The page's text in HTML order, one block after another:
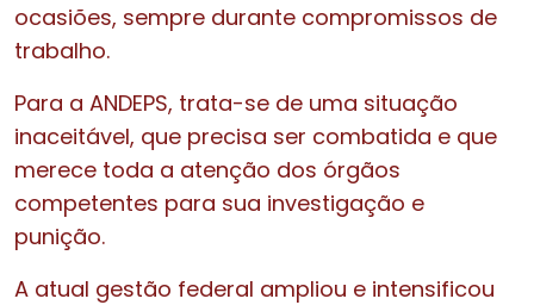
ocasiões, sempre durante compromissos de
trabalho.
Para a ANDEPS, trata-se de uma situação
inaceitável, que precisa ser combatida e que
merece toda a atenção dos órgãos
competentes para sua investigação e
punição.
A atual gestão federal ampliou e intensificou